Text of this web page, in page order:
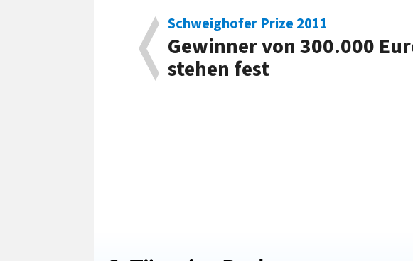
Schweighofer Prize 2011
Gewinner von 300.000
stehen fest